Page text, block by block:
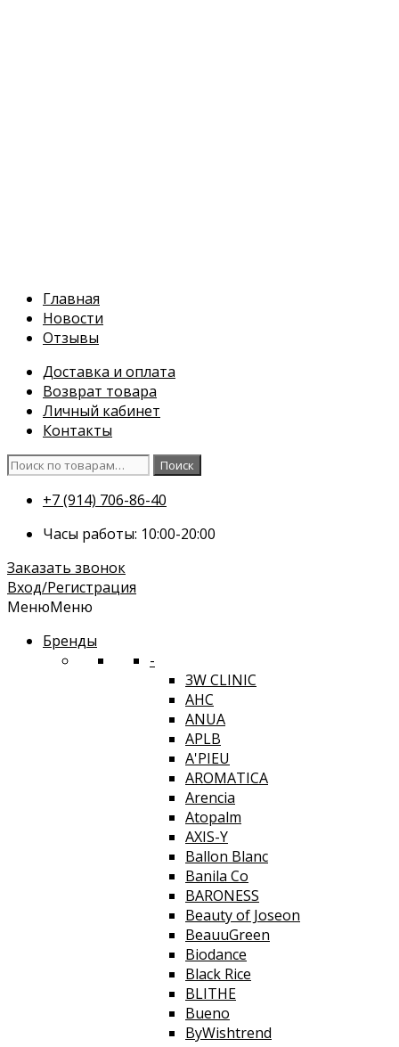
Главная
Новости
Отзывы
Доставка и оплата
Возврат товара
Личный кабинет
Контакты
Искать:
Поиск
+7 (914) 706-86-40
Часы работы: 10:00-20:00
Заказать звонок
Вход/Регистрация
МенюМеню
Бренды
-
3W CLINIC
AHC
ANUA
APLB
A'PIEU
AROMATICA
Arencia
Atopalm
AXIS-Y
Ballon Blanc
Banila Co
BARONESS
Beauty of Joseon
BeauuGreen
Biodance
Black Rice
BLITHE
Bueno
ByWishtrend